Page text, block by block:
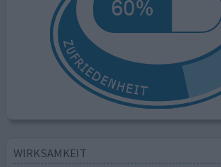
WIRKSAMKEIT